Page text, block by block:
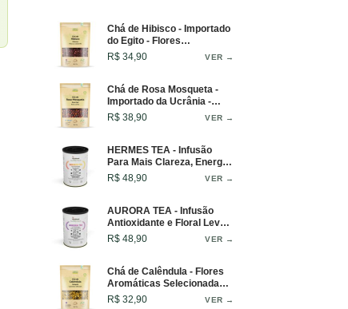
Chá de Hibisco - Importado
do Egito - Flores
Selecionadas - 100g
R$ 34,90 VER →
Chá de Rosa Mosqueta -
Importado da Ucrânia -
Pseudofrutos Inteiros - 50g
R$ 38,90 VER →
HERMES TEA - Infusão
Para Mais Clareza, Energia
e Foco. Blend Ideal Para
Começar o Dia ou Como
R$ 48,90 VER →
AURORA TEA - Infusão
Antioxidante e Floral Leve
Para Quem Busca Beleza,
Bem-Estar e Frescor - Lata
R$ 48,90 VER →
Chá de Calêndula - Flores
Aromáticas Selecionadas -
50g
R$ 32,90 VER →